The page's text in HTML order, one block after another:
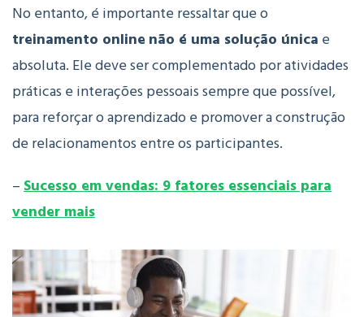
No entanto, é importante ressaltar que o
treinamento online não é uma solução única e
absoluta. Ele deve ser complementado por atividades
práticas e interações pessoais sempre que possível,
para reforçar o aprendizado e promover a construção
de relacionamentos entre os participantes.
–Sucesso em vendas: 9 fatores essenciais para
vender mais